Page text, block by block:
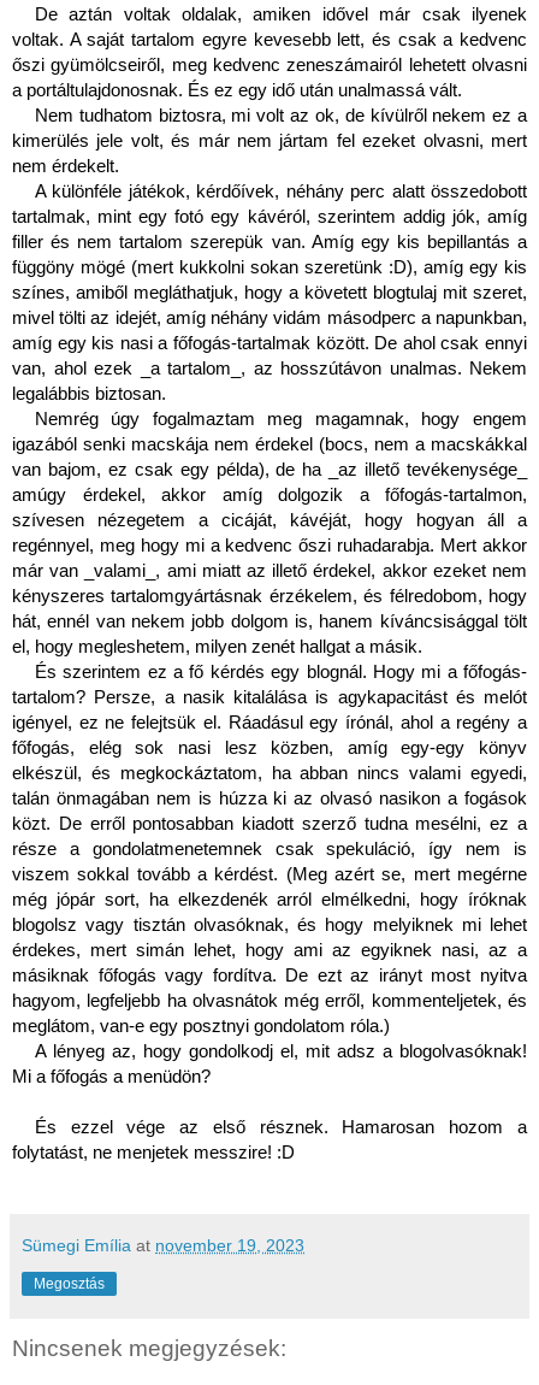
De aztán voltak oldalak, amiken idővel már csak ilyenek
voltak. A saját tartalom egyre kevesebb lett, és csak a kedvenc
őszi gyümölcseiről, meg kedvenc zeneszámairól lehetett olvasni
a portáltulajdonosnak. És ez egy idő után unalmassá vált.
Nem tudhatom biztosra, mi volt az ok, de kívülről nekem ez a
kimerülés jele volt, és már nem jártam fel ezeket olvasni, mert
nem érdekelt.
A különféle játékok, kérdőívek, néhány perc alatt összedobott
tartalmak, mint egy fotó egy kávéról, szerintem addig jók, amíg
filler és nem tartalom szerepük van. Amíg egy kis bepillantás a
függöny mögé (mert kukkolni sokan szeretünk :D), amíg egy kis
színes, amiből megláthatjuk, hogy a követett blogtulaj mit szeret,
mivel tölti az idejét, amíg néhány vidám másodperc a napunkban,
amíg egy kis nasi a főfogás-tartalmak között. De ahol csak ennyi
van, ahol ezek _a tartalom_, az hosszútávon unalmas. Nekem
legalábbis biztosan.
Nemrég úgy fogalmaztam meg magamnak, hogy engem
igazából senki macskája nem érdekel (bocs, nem a macskákkal
van bajom, ez csak egy példa), de ha _az illető tevékenysége_
amúgy érdekel, akkor amíg dolgozik a főfogás-tartalmon,
szívesen nézegetem a cicáját, kávéját, hogy hogyan áll a
regénnyel, meg hogy mi a kedvenc őszi ruhadarabja. Mert akkor
már van _valami_, ami miatt az illető érdekel, akkor ezeket nem
kényszeres tartalomgyártásnak érzékelem, és félredobom, hogy
hát, ennél van nekem jobb dolgom is, hanem kíváncsisággal tölt
el, hogy megleshetem, milyen zenét hallgat a másik.
És szerintem ez a fő kérdés egy blognál. Hogy mi a főfogás-
tartalom? Persze, a nasik kitalálása is agykapacitást és melót
igényel, ez ne felejtsük el. Ráadásul egy írónál, ahol a regény a
főfogás, elég sok nasi lesz közben, amíg egy-egy könyv
elkészül, és megkockáztatom, ha abban nincs valami egyedi,
talán önmagában nem is húzza ki az olvasó nasikon a fogások
közt. De erről pontosabban kiadott szerző tudna mesélni, ez a
része a gondolatmenetemnek csak spekuláció, így nem is
viszem sokkal tovább a kérdést. (Meg azért se, mert megérne
még jópár sort, ha elkezdenék arról elmélkedni, hogy íróknak
blogolsz vagy tisztán olvasóknak, és hogy melyiknek mi lehet
érdekes, mert simán lehet, hogy ami az egyiknek nasi, az a
másiknak főfogás vagy fordítva. De ezt az irányt most nyitva
hagyom, legfeljebb ha olvasnátok még erről, kommenteljetek, és
meglátom, van-e egy posztnyi gondolatom róla.)
A lényeg az, hogy gondolkodj el, mit adsz a blogolvasóknak!
Mi a főfogás a menüdön?
És ezzel vége az első résznek. Hamarosan hozom a
folytatást, ne menjetek messzire! :D
Sümegi Emília at november 19, 2023
Megosztás
Nincsenek megjegyzések: